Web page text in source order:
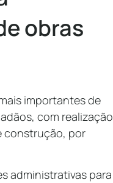
obras
importantes de
com realização
construção, por
administrativas para